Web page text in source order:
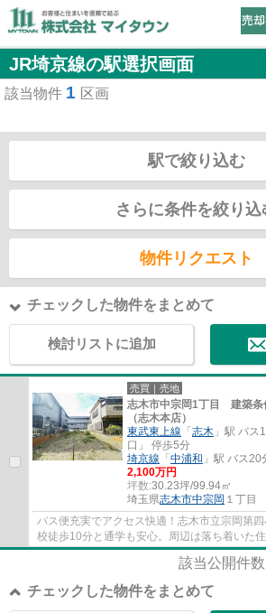
JR埼京線の駅選択画面
該当物件 1 区画
駅で絞り込む
さらに条件を絞り込
物件リクエスト
チェックした物件をまとめて
検討リストに追加
売買｜売地
志木市中宗岡1丁目 建築
（志木本店）
東武東上線 「 志木 」駅 バス
口」 停歩5分
埼京線 「 中浦和 」駅 バス
2,100万円
坪数:30.23坪/99.94㎡
埼玉県志木市中宗岡 １丁目
バス便充実でアクセス快適！志木市立宗岡第
校徒歩10分と通学も安心。周辺は落ち着いた
です。お好きなハウスメーカーで理想の住...
該当公開件数
チェックした物件をまとめて